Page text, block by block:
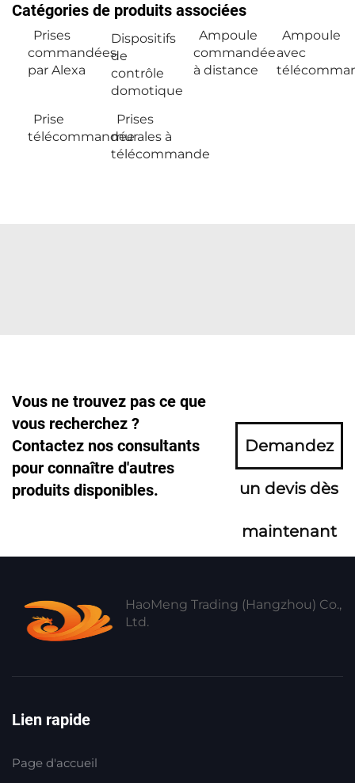
Catégories de produits associées
Prises
commandées
par Alexa
Dispositifs
de
contrôle
domotique
Ampoule
commandée
à distance
Ampoule
avec
Prise
télécommandée
Prises
murales à
télécommande
Vous ne trouvez pas ce que
vous recherchez ?
Contactez nos consultants
pour connaître d'autres
produits disponibles.
Demandez
un devis dès
maintenant
HaoMeng Trading (Hangzhou) Co.,
Ltd.
Lien rapide
Page d'accueil